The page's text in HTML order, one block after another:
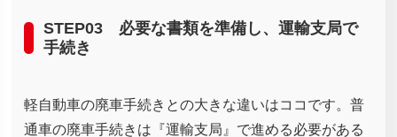
STEP03 必要な書類を準備し、運輸支局で
手続き
軽自動車の廃車手続きとの大きな違いはココです。普
通車の廃車手続きは『運輸支局』で進める必要がある